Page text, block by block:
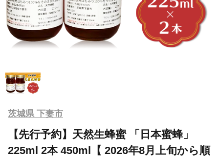
茨城県 下妻市
【先行予約】天然生蜂蜜 「日本蜜蜂」
225ml 2本 450ml【 2026年8月上旬から順